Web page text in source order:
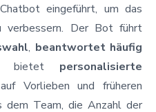
eingeführt, um das
verbessern. Der Bot führt
, beantwortet häufig
bietet personalisierte
Vorlieben und früheren
dem Team, die Anzahl der